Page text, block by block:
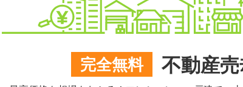
完全無料 不動産